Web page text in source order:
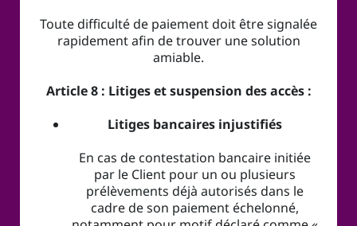
Toute difficulté de paiement doit être signalée
rapidement afin de trouver une solution
amiable.
Article 8 : Litiges et suspension des accès :
Litiges bancaires injustifiés
En cas de contestation bancaire initiée
par le Client pour un ou plusieurs
prélèvements déjà autorisés dans le
cadre de son paiement échelonné,